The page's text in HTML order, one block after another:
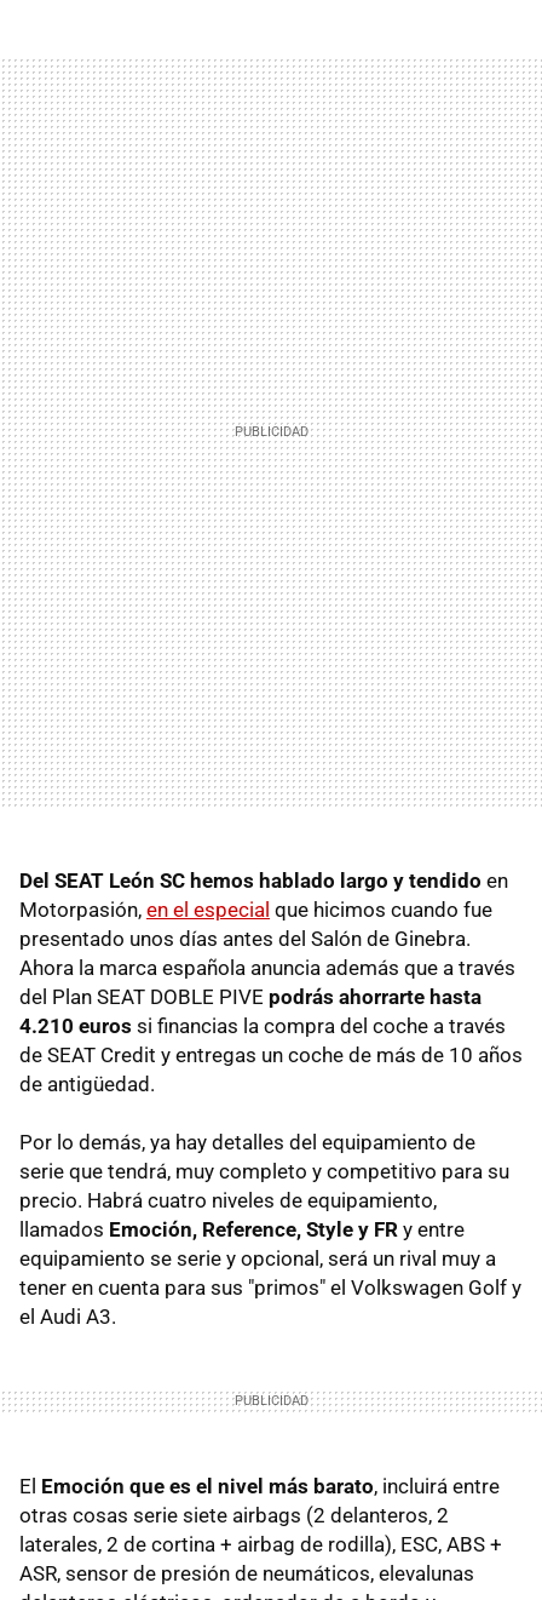
Del SEAT León SC hemos hablado largo y tendido en
Motorpasión, en el especial que hicimos cuando fue
presentado unos días antes del Salón de Ginebra.
Ahora la marca española anuncia además que a través
del Plan SEAT DOBLE PIVE podrás ahorrarte hasta
4.210 euros si financias la compra del coche a través
de SEAT Credit y entregas un coche de más de 10 años
de antigüedad.
Por lo demás, ya hay detalles del equipamiento de
serie que tendrá, muy completo y competitivo para su
precio. Habrá cuatro niveles de equipamiento,
llamados Emoción, Reference, Style y FR y entre
equipamiento se serie y opcional, será un rival muy a
tener en cuenta para sus "primos" el Volkswagen Golf y
el Audi A3.
El Emoción que es el nivel más barato, incluirá entre
otras cosas serie siete airbags (2 delanteros, 2
laterales, 2 de cortina + airbag de rodilla), ESC, ABS +
ASR, sensor de presión de neumáticos, elevalunas